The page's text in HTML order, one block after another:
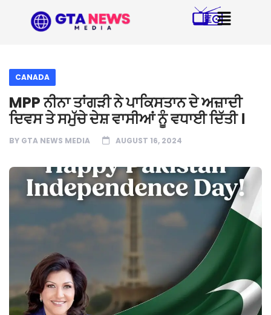
CANADA
MPP ਨੀਨਾ ਤਾਂਗੜੀ ਨੇ ਪਾਕਿਸਤਾਨ ਦੇ ਅਜ਼ਾਦੀ
ਦਿਵਸ ਤੇ ਸਮੁੱਚੇ ਦੇਸ਼ ਵਾਸੀਆਂ ਨੂੰ ਵਧਾਈ ਦਿੱਤੀ ।
BY GTA NEWS MEDIA AUGUST 16, 2024